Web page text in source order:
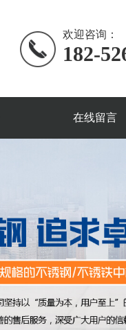
欢迎咨询：
182-
在线留言